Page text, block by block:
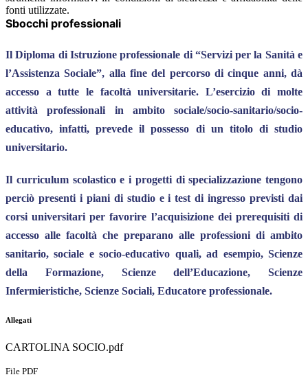
fonti utilizzate.
Sbocchi professionali
Il Diploma di Istruzione professionale di “Servizi per la Sanità e
l’Assistenza Sociale”, alla fine del percorso di cinque anni, dà
accesso a tutte le facoltà universitarie. L’esercizio di molte
attività professionali in ambito sociale/socio-sanitario/socio-
educativo, infatti, prevede il possesso di un titolo di studio
universitario.
Il curriculum scolastico e i progetti di specializzazione tengono
perciò presenti i piani di studio e i test di ingresso previsti dai
corsi universitari per favorire l’acquisizione dei prerequisiti di
accesso alle facoltà che preparano alle professioni di ambito
sanitario, sociale e socio-educativo quali, ad esempio, Scienze
della Formazione, Scienze dell’Educazione, Scienze
Infermieristiche, Scienze Sociali, Educatore professionale.
Allegati
CARTOLINA SOCIO.pdf
File PDF